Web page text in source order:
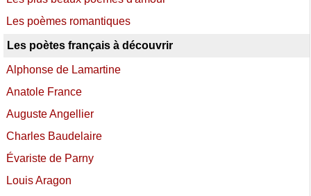
Les poèmes romantiques
Les poètes français à découvrir
Alphonse de Lamartine
Anatole France
Auguste Angellier
Charles Baudelaire
Évariste de Parny
Louis Aragon